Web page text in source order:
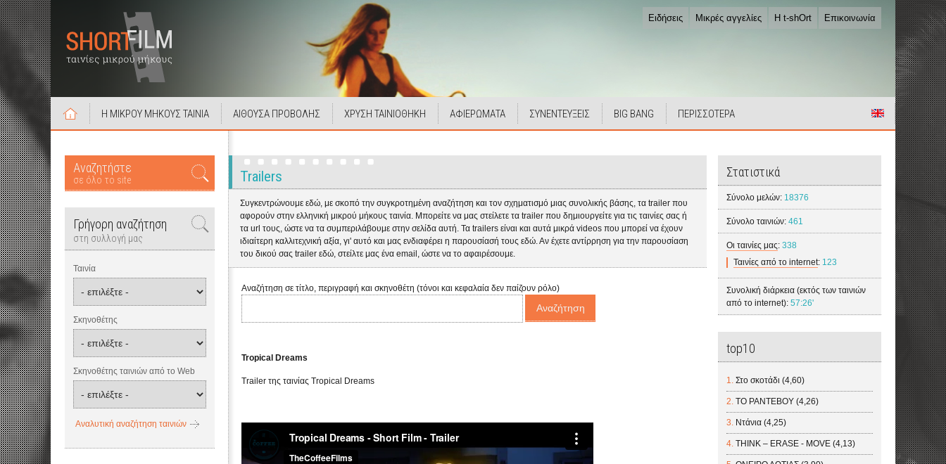
Ειδήσεις Μικρές αγγελίες Η t-shOrt Επικοινωνία
Η ΜΙΚΡΟΥ ΜΗΚΟΥΣ ΤΑΙΝΙΑ ΑΙΘΟΥΣΑ ΠΡΟΒΟΛΗΣ ΧΡΥΣΗ ΤΑΙΝΙΟΘΗΚΗ ΑΦΙΕΡΩΜΑΤΑ ΣΥΝΕΝΤΕΥΞΕΙΣ BIG BANG ΠΕΡΙΣΣΟΤΕΡΑ
Αναζητήστε
σε όλο το site
Γρήγορη αναζήτηση
στη συλλογή μας
Ταινία
Σκηνοθέτης
Σκηνοθέτης ταινιών από το Web
Αναλυτική αναζήτηση ταινιών
Trailers
Συγκεντρώνουμε εδώ, με σκοπό την συγκροτημένη αναζήτηση και τον σχηματισμό μιας συνολικής βάσης, τα trailer που
αφορούν στην ελληνική μικρού μήκους ταινία. Μπορείτε να μας στείλετε τα trailer που δημιουργείτε για τις ταινίες σας ή
τα url τους, ώστε να τα συμπεριλάβουμε στην σελίδα αυτή. Τα trailers είναι και αυτά μικρά videos που μπορεί να έχουν
ιδιαίτερη καλλιτεχνική αξία, γι' αυτό και μας ενδιαφέρει η παρουσίασή τους εδώ. Αν έχετε αντίρρηση για την παρουσίαση
του δικού σας trailer εδώ, στείλτε μας ένα email, ώστε να το αφαιρέσουμε.
Αναζήτηση σε τίτλο, περιγραφή και σκηνοθέτη (τόνοι και κεφαλαία δεν παίζουν ρόλο)
Tropical Dreams
Trailer της ταινίας Tropical Dreams
Στατιστικά
Σύνολο μελών: 18376
Σύνολο ταινιών:461
Οι ταινίες μας:338
Ταινίες από το internet: 123
Συνολική διάρκεια (εκτός των ταινιών
από το internet):57:26'
top10
Στο σκοτάδι (4,60)
ΤΟ ΡΑΝΤΕΒΟΥ (4,26)
Ντάνια (4,25)
THINK – ERASE - MOVE (4,13)